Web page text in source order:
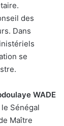
des
Dans
se
WADE
Sénégal
Maître